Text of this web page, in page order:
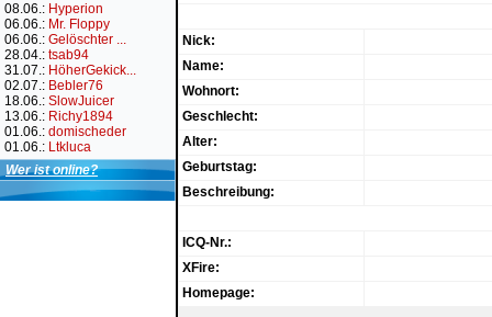
08.06.: Hyperion
06.06.: Mr. Floppy
06.06.: Gelöschter ...
28.04.: tsab94
31.07.: HöherGekick...
02.07.: Bebler76
18.06.: SlowJuicer
13.06.: Richy1894
01.06.: domischeder
01.06.: Ltkluca
Wer ist online?
Nick:
Name:
Wohnort:
Geschlecht:
Alter:
Geburtstag:
Beschreibung:
ICQ-Nr.:
XFire:
Homepage: